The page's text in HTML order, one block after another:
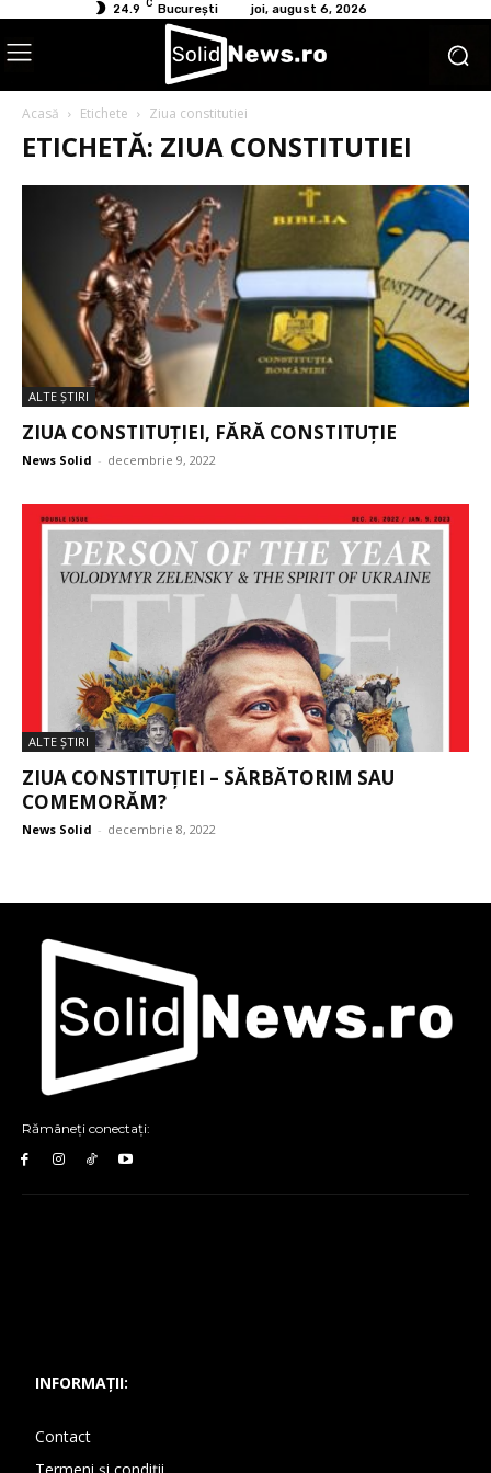
24.9 C București joi, august 6, 2026
Acasă Etichete Ziua constitutiei
ETICHETĂ: ZIUA CONSTITUTIEI
ALTE ŞTIRI
ZIUA CONSTITUȚIEI, FĂRĂ CONSTITUȚIE
News Solid - decembrie 9, 2022
ALTE ŞTIRI
ZIUA CONSTITUȚIEI – SĂRBĂTORIM SAU
COMEMORĂM?
News Solid - decembrie 8, 2022
Rămâneți conectați:
INFORMAȚII:
Contact
Termeni și condiții